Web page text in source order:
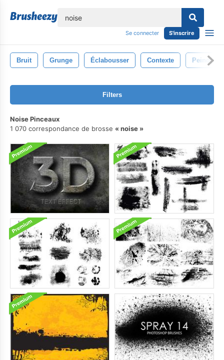
Se connecter S'inscrire
Bruit Grunge Éclabousser Contexte Peindre
Filters
Noise Pinceaux
1 070 correspondance de brosse
noise